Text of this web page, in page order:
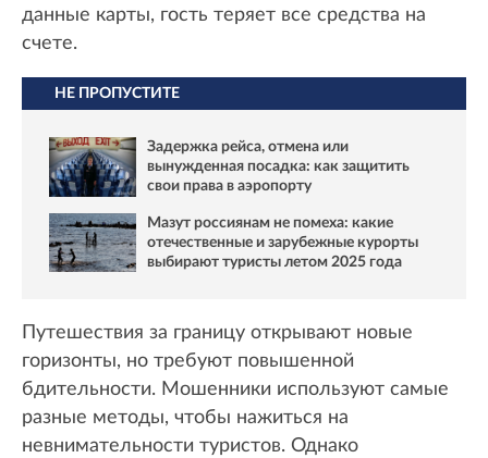
данные карты, гость теряет все средства на
счете.
НЕ ПРОПУСТИТЕ
Задержка рейса, отмена или
вынужденная посадка: как защитить
свои права в аэропорту
Мазут россиянам не помеха: какие
отечественные и зарубежные курорты
выбирают туристы летом 2025 года
Путешествия за границу открывают новые
горизонты, но требуют повышенной
бдительности. Мошенники используют самые
разные методы, чтобы нажиться на
невнимательности туристов. Однако